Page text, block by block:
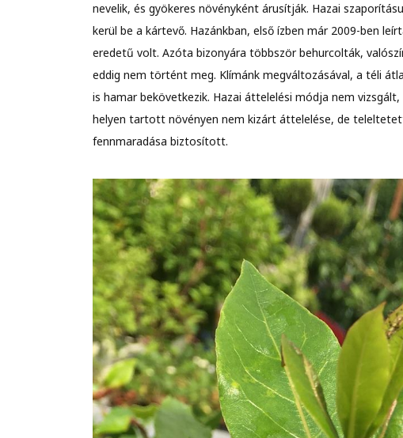
nevelik, és gyökeres növényként árusítják. Hazai
kerül be a kártevő. Hazánkban, első ízben már 2009-ben
eredetű volt. Azóta bizonyára többször behurcolták,
eddig nem történt meg. Klímánk megváltozásával, a téli
is hamar bekövetkezik. Hazai áttelelési módja nem
helyen tartott növényen nem kizárt áttelelése, de
fennmaradása biztosított.